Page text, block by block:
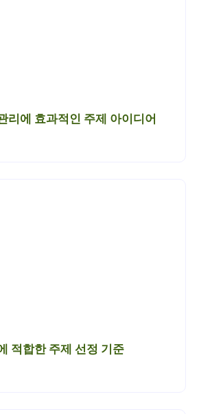
리에 효과적인 주제 아이디어
적합한 주제 선정 기준